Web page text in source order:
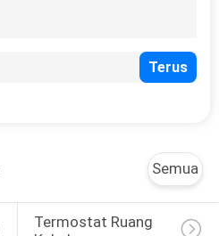
Semua
Termostat Ruang